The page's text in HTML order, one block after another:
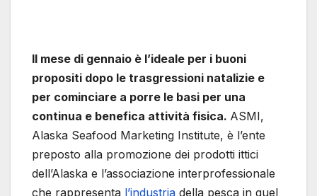
Il mese di gennaio è l’ideale per i buoni
propositi dopo le trasgressioni natalizie e
per cominciare a porre le basi per una
continua e benefica attività fisica. ASMI,
Alaska Seafood Marketing Institute, è l’ente
preposto alla promozione dei prodotti ittici
dell’Alaska e l’associazione interprofessionale
che rappresenta l’industria della pesca in quel